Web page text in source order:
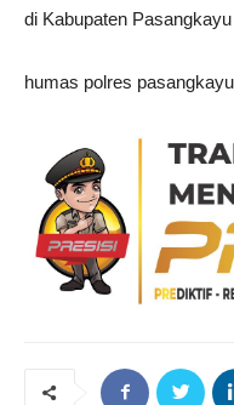
di Kabupaten
humas polres pasangkayu